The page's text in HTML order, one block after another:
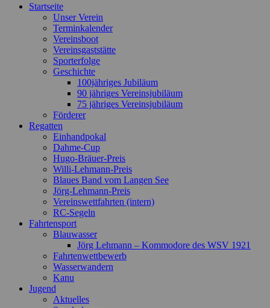
oben
Startseite
Unser Verein
Terminkalender
Vereinsboot
Vereinsgaststätte
Sporterfolge
Geschichte
100jähriges Jubiläum
90 jähriges Vereinsjubiläum
75 jähriges Vereinsjubiläum
Förderer
Regatten
Einhandpokal
Dahme-Cup
Hugo-Bräuer-Preis
Willi-Lehmann-Preis
Blaues Band vom Langen See
Jörg-Lehmann-Preis
Vereinswettfahrten (intern)
RC-Segeln
Fahrtensport
Blauwasser
Jörg Lehmann – Kommodore des WSV 1921
Fahrtenwettbewerb
Wasserwandern
Kanu
Jugend
Aktuelles